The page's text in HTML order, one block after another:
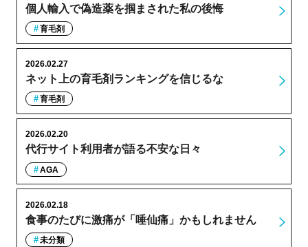
個人輸入で偽造薬を掴まされた私の後悔
育毛剤
ネット上の育毛剤ランキングを信じるな
2026.02.27
育毛剤
代行サイト利用者が語る不安な日々
2026.02.20
AGA
食事のたびに激痛が「唾仙痛」かもしれません
2026.02.18
未分類